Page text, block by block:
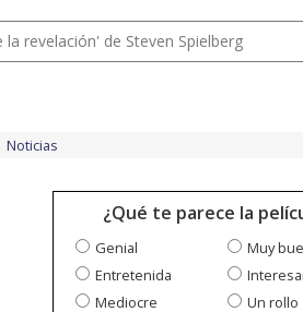
revelación' de Steven Spielberg
Noticias
¿Qué te parece la
Genial
Muy
Entretenida
Mediocre
Un rollo